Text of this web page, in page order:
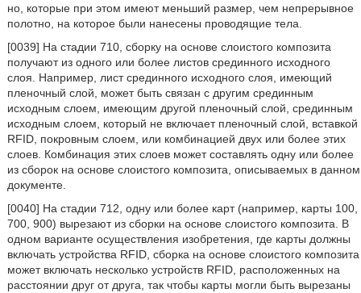
но, которые при этом имеют меньший размер, чем непрерывное
полотно, на которое были нанесены проводящие тела.
[0039] На стадии 710, сборку на основе слоистого композита
получают из одного или более листов срединного исходного
слоя. Например, лист срединного исходного слоя, имеющий
пленочный слой, может быть связан с другим срединным
исходным слоем, имеющим другой пленочный слой, срединным
исходным слоем, который не включает пленочный слой, вставкой
RFID, покровным слоем, или комбинацией двух или более этих
слоев. Комбинация этих слоев может составлять одну или более
из сборок на основе слоистого композита, описываемых в данном
документе.
[0040] На стадии 712, одну или более карт (например, карты 100,
700, 900) вырезают из сборки на основе слоистого композита. В
одном варианте осуществления изобретения, где карты должны
включать устройства RFID, сборка на основе слоистого композита
может включать несколько устройств RFID, расположенных на
расстоянии друг от друга, так чтобы карты могли быть вырезаны